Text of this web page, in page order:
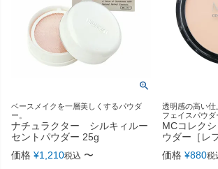
ベースメイクを一層美しくするパウダ
ー。
ナチュラクター シルキィルー
セントパウダー 25g
価格 ¥1,210税込 〜
透明感の高い
フェイスパウダ
MCコレク
ウダー［レ
価格 ¥880税